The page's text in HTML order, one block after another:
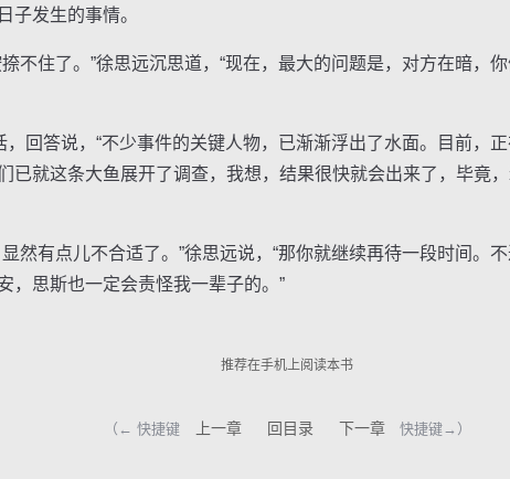
发生的事情。
住了。”徐思远沉思道，“现在，最大的问题是，对方在暗，
回答说，“不少事件的关键人物，已渐渐浮出了水面。目前，
已就这条大鱼展开了调查，我想，结果很快就会出来了，毕竟
有点儿不合适了。”徐思远说，“那你就继续再待一段时间。不
，思斯也一定会责怪我一辈子的。”
推荐在手机上阅读本书
（← 快捷键 上一章 回目录 下一章 快捷键→）